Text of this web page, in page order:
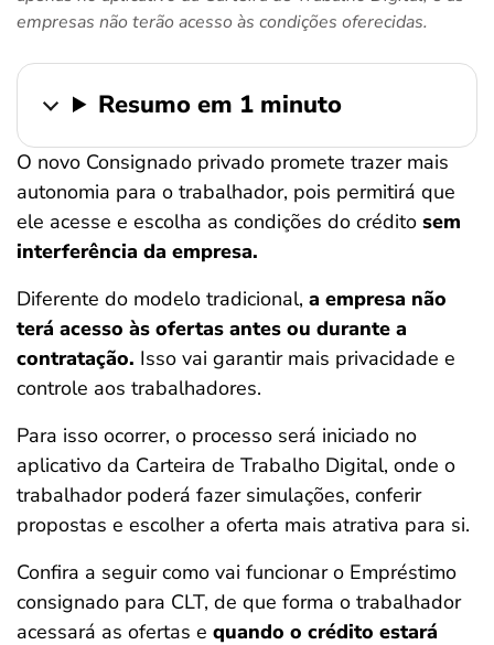
empresas não terão acesso às condições oferecidas.
Resumo em 1 minuto
O novo Consignado privado promete trazer mais
autonomia para o trabalhador, pois permitirá que
ele acesse e escolha as condições do crédito sem
interferência da empresa.
Diferente do modelo tradicional, a empresa não
terá acesso às ofertas antes ou durante a
contratação. Isso vai garantir mais privacidade e
controle aos trabalhadores.
Para isso ocorrer, o processo será iniciado no
aplicativo da Carteira de Trabalho Digital, onde o
trabalhador poderá fazer simulações, conferir
propostas e escolher a oferta mais atrativa para si.
Confira a seguir como vai funcionar o Empréstimo
consignado para CLT, de que forma o trabalhador
acessará as ofertas e quando o crédito estará